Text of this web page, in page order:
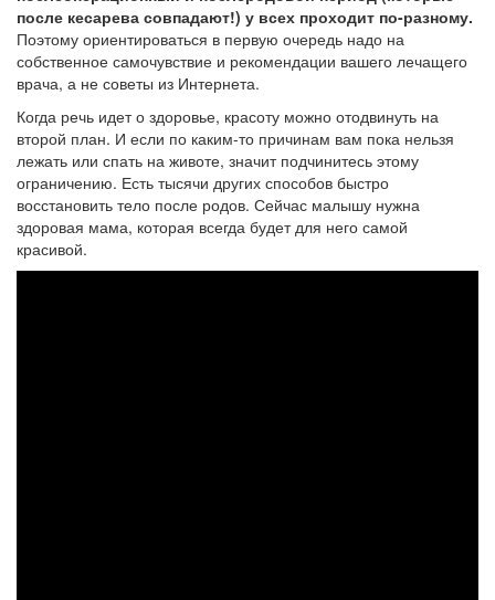
после кесарева совпадают!) у всех проходит по-разному.
Поэтому ориентироваться в первую очередь надо на
собственное самочувствие и рекомендации вашего лечащего
врача, а не советы из Интернета.
Когда речь идет о здоровье, красоту можно отодвинуть на
второй план. И если по каким-то причинам вам пока нельзя
лежать или спать на животе, значит подчинитесь этому
ограничению. Есть тысячи других способов быстро
восстановить тело после родов. Сейчас малышу нужна
здоровая мама, которая всегда будет для него самой
красивой.